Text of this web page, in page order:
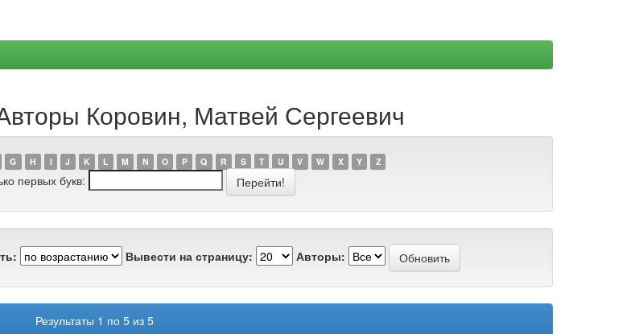
Коровин, Матвей Сергеевич
G H I J K L M N O P Q R S T U V W X Y Z
первых букв:
Вывести на страницу: Авторы:
Результаты 1 по 5 из 5